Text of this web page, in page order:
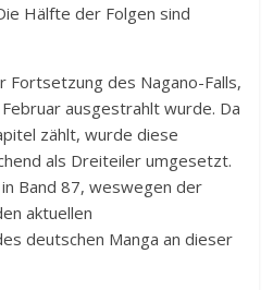
Hälfte der Folgen sind
Fortsetzung des Nagano-Falls,
ausgestrahlt wurde. Da
zählt, wurde diese
als Dreiteiler umgesetzt.
Band 87, weswegen der
aktuellen
deutschen Manga an dieser